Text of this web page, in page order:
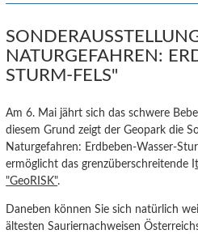
NATURGEFAHREN:
STURM-FELS"
Am 6. Mai jährt sich das schwere
diesem Grund zeigt der Geopark die
Naturgefahren: Erdbeben-Wasser-
ermöglicht das grenzüberschreitende I
"GeoRISK".
Daneben können Sie sich natürlich
ältesten Sauriernachweisen